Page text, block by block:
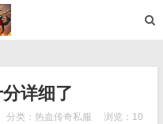
详细了
分类： 热血传奇私服
浏览：10